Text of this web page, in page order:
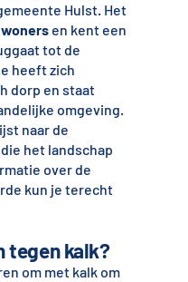
Hulst. Het
en kent een
tot de
heeft zich
dorp en staat
omgeving.
naar de
het landschap
over de
kun je terecht
tegen kalk?
om met kalk om